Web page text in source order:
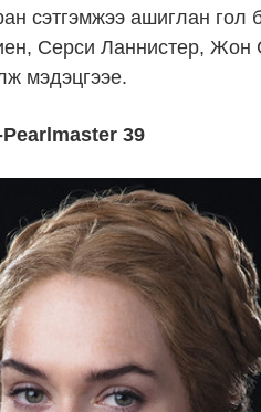
сэтгэмжээ ашиглан гол
Серси Ланнистер, Жон
мэдэцгээе.
39